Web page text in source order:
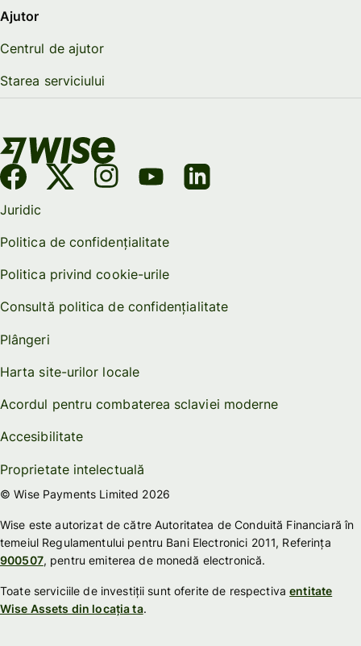
Ajutor
Centrul de ajutor
Starea serviciului
Juridic
Politica de confidențialitate
Politica privind cookie-urile
Consultă politica de confidențialitate
Plângeri
Harta site-urilor locale
Acordul pentru combaterea sclaviei moderne
Accesibilitate
Proprietate intelectuală
© Wise Payments Limited 2026
Wise este autorizat de către Autoritatea de Conduită Financiară în
temeiul Regulamentului pentru Bani Electronici 2011, Referința
900507, pentru emiterea de monedă electronică.
Toate serviciile de investiții sunt oferite de respectivaentitate
Wise Assets din locația ta.